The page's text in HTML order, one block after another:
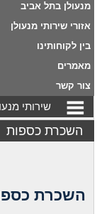
מנעולן בתל אביב
אזורי שירותי מנעולן
בין לקוחותינו
מאמרים
צור קשר
שירותי
השכרת כספות
השכרת